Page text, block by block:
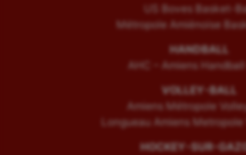
US Boves Basket-
Métropole Amiénoise
HANDBALL
AHC – Amiens
VOLLEY-BALL
Amiens Métropole
Longueau Amiens
HOCKEY-SUR-